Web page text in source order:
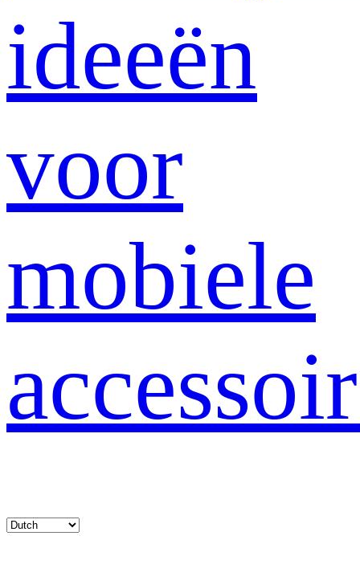
ideeën
voor
mobiele